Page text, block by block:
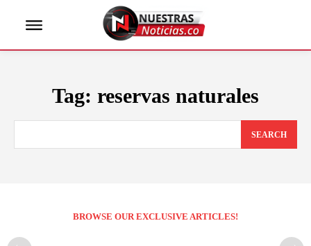
Tag: reservas naturales
SEARCH
BROWSE OUR EXCLUSIVE ARTICLES!